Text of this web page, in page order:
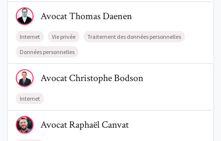
Voir le profil de AvocatThomas Daenen
AvocatThomasDaenen
Internet Vie privée Traitement des données personnelles
Données personnelles
Voir le profil de AvocatChristophe Bodson
AvocatChristopheBodson
Internet
Voir le profil de AvocatRaphaël Canvat
AvocatRaphaëlCanvat